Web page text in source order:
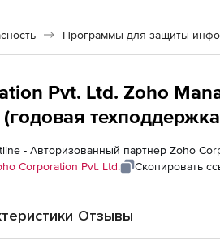
Программы для защиты
Pvt. Ltd. Zoho
Addon),
- Авторизованный партнер Zoho
Corporation Pvt. Ltd. Скопировать
Отзывы